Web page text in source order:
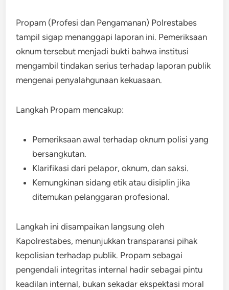
Propam (Profesi dan Pengamanan) Polrestabes
tampil sigap menanggapi laporan ini. Pemeriksaan
oknum tersebut menjadi bukti bahwa institusi
mengambil tindakan serius terhadap laporan publik
mengenai penyalahgunaan kekuasaan.
Langkah Propam mencakup:
Pemeriksaan awal terhadap oknum polisi yang
bersangkutan.
Klarifikasi dari pelapor, oknum, dan saksi.
Kemungkinan sidang etik atau disiplin jika
ditemukan pelanggaran profesional.
Langkah ini disampaikan langsung oleh
Kapolrestabes, menunjukkan transparansi pihak
kepolisian terhadap publik. Propam sebagai
pengendali integritas internal hadir sebagai pintu
keadilan internal, bukan sekadar ekspektasi moral